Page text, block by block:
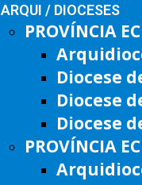
ARQUI / DIOCESES
PROVÍNCIA
Diocese
Diocese
Diocese
PROVÍNCIA